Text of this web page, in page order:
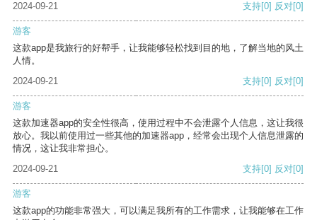
2024-09-21
支持[0] 反对[0]
游客
这款app是我旅行的好帮手，让我能够轻松找到目的地，了解当地的风土
人情。
2024-09-21
支持[0] 反对[0]
游客
这款加速器app的安全性很高，使用过程中不会泄露个人信息，这让我很
放心。我以前使用过一些其他的加速器app，经常会出现个人信息泄露的
情况，这让我非常担心。
2024-09-21
支持[0] 反对[0]
游客
这款app的功能非常强大，可以满足我所有的工作需求，让我能够在工作